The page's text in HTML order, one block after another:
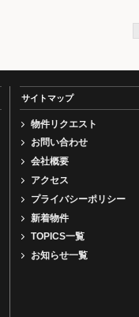
サイトマップ
物件リクエスト
お問い合わせ
会社概要
アクセス
プライバシーポリシー
新着物件
TOPICS一覧
お知らせ一覧